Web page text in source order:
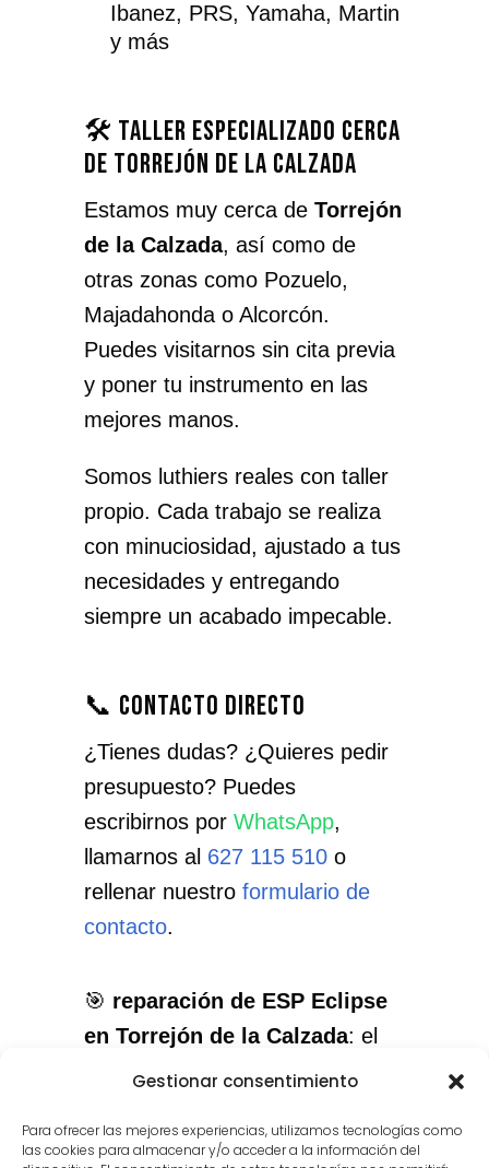
Gestionar consentimiento
Para ofrecer las mejores experiencias, utilizamos tecnologías como
las cookies para almacenar y/o acceder a la información del
Ibanez, PRS, Yamaha, Martin
y más
🛠️ Taller especializado cerca
de Torrejón de la Calzada
Estamos muy cerca de Torrejón
de la Calzada, así como de
otras zonas como Pozuelo,
Majadahonda o Alcorcón.
Puedes visitarnos sin cita previa
y poner tu instrumento en las
mejores manos.
Somos luthiers reales con taller
propio. Cada trabajo se realiza
con minuciosidad, ajustado a tus
necesidades y entregando
siempre un acabado impecable.
📞 Contacto directo
¿Tienes dudas? ¿Quieres pedir
presupuesto? Puedes
escribirnos por WhatsApp,
llamarnos al 627 115 510o
rellenar nuestro formulario de
contacto.
🎯 reparación de ESP Eclipse
en Torrejón de la Calzada: el
servicio que necesitas, con el
instrumento.